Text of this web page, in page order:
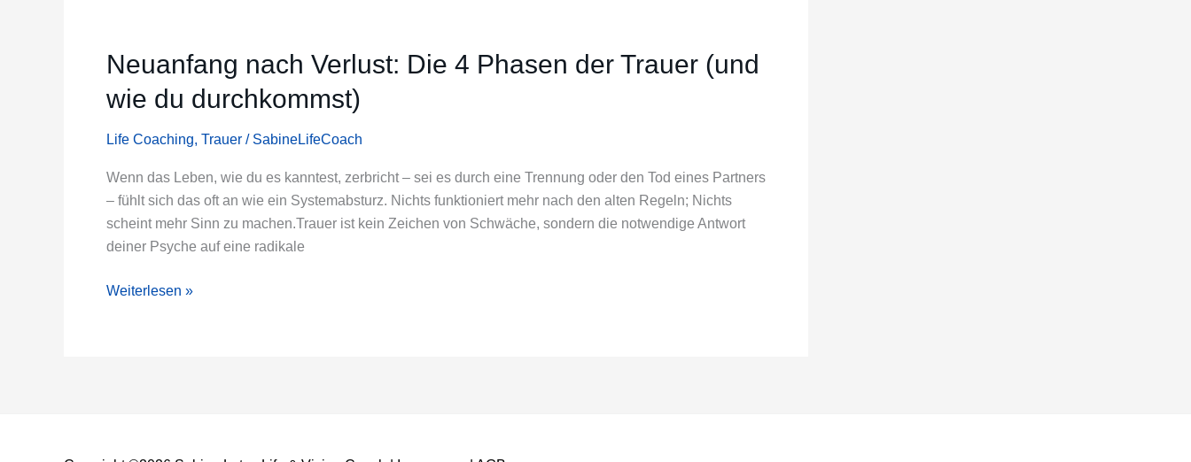
Neuanfang nach Verlust: Die 4 Phasen der Trauer (und
wie du durchkommst)
Life Coaching, Trauer / SabineLifeCoach
Wenn das Leben, wie du es kanntest, zerbricht – sei es durch eine Trennung oder den Tod eines Partners
– fühlt sich das oft an wie ein Systemabsturz. Nichts funktioniert mehr nach den alten Regeln; Nichts
scheint mehr Sinn zu machen.Trauer ist kein Zeichen von Schwäche, sondern die notwendige Antwort
deiner Psyche auf eine radikale
Verlust:
4
Trauer
(und
wie
du
Weiterlesen »